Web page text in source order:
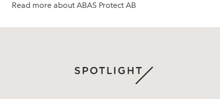
Read more about ABAS Protect AB